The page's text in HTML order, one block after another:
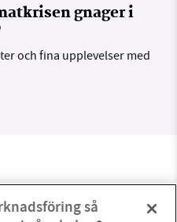
gnager i
och fina upplevelser med
så